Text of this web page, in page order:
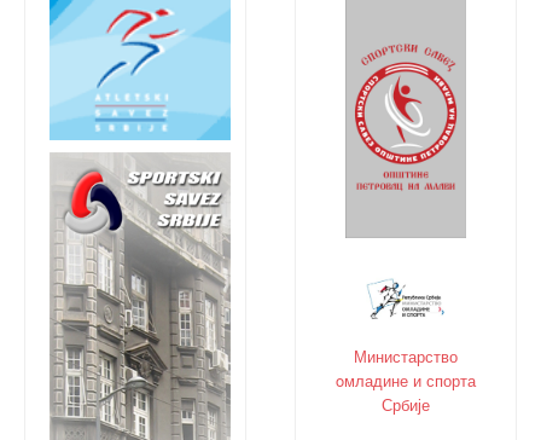
Министарство
oмладине и спорта
Србије